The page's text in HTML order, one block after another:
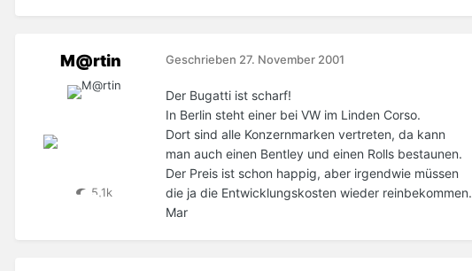
M@rtin
5,1k
Geschrieben 27. November 2001
Der Bugatti ist scharf!
In Berlin steht einer bei VW im Linden Corso.
Dort sind alle Konzernmarken vertreten, da kann
man auch einen Bentley und einen Rolls bestaunen.
Der Preis ist schon happig, aber irgendwie müssen
die ja die Entwicklungskosten wieder reinbekommen.
Mar